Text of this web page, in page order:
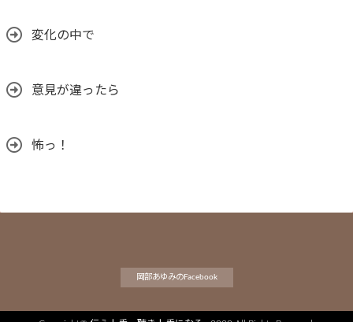
変化の中で
意見が違ったら
怖っ！
岡部あゆみのFacebook